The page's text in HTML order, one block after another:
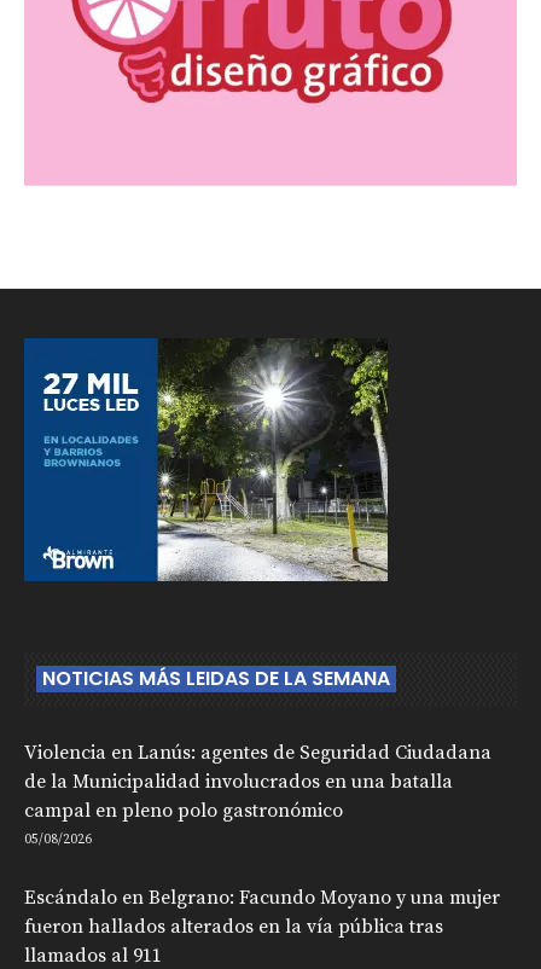
NOTICIAS MÁS LEIDAS DE LA SEMANA
Violencia en Lanús: agentes de Seguridad Ciudadana
de la Municipalidad involucrados en una batalla
campal en pleno polo gastronómico
05/08/2026
Escándalo en Belgrano: Facundo Moyano y una mujer
fueron hallados alterados en la vía pública tras
llamados al 911